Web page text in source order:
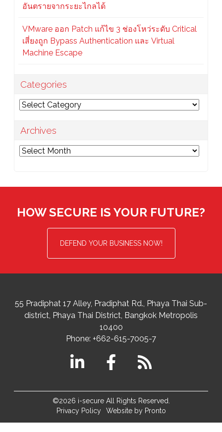
อันตรายจากระยะไกลได้
VMware ออก Patch แก้ไข 3 ช่องโหว่ระดับ Critical
เสี่ยงถูก Bypass Authentication และ Virtual
Machine Escape
Categories
Categories
Archives
Archives
HOW SECURE IS YOUR FUTURE?
DEFEND YOUR BUSINESS NOW!
55 Pradiphat 17 Alley, Pradiphat Rd., Phaya Thai Sub-
district Phaya Thai District, Bangkok Metropolis
10400
Phone: +662-615-7005-7
©2026 i-secure All Rights Reserved.
Privacy Policy
Website by Pronto